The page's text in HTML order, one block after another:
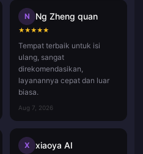
N Ng Zheng quan
★★★★★
Tempat terbaik untuk isi
ulang, sangat
direkomendasikan,
layanannya cepat dan luar
biasa.
Aug 7, 2026
X xiaoya AI